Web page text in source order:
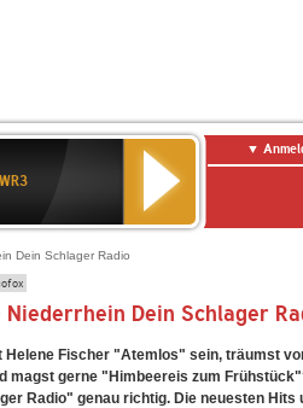
Dein Schlager Radio
Niederrhein Dein Schlager
Helene Fischer "Atemlos" sein, träumst
magst gerne "Himbeereis zum
Radio" genau richtig. Die neuesten Hits